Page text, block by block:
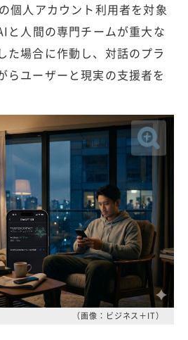
個人アカウント利用者を対象
と人間の専門チームが重大な
た場合に作動し、対話のプラ
らユーザーと現実の支援者を
（画像：ビジネス＋IT）